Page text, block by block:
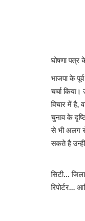
घोषणा पत्र
भाजपा के
चर्चा
विचार में है,
चुनाव के
से भी अलग से
सकते है
सिटी...
रिपोर्टर...